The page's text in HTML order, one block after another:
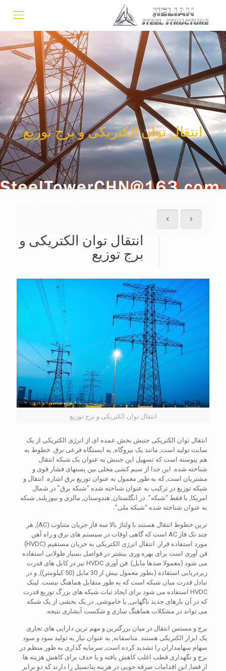
انتقال توان الکتریکی و برج توزیع
انتقال توان الکتریکی و
برج توزیع
انتقال توان الکتریکی و برج توزیع
انتقال توان الکتریکی جنبش بخش عمده ای از انرژی الکتریکی از یک
سایت تولید است, مانند یک نیروگاه, به ایستگاه فرعی برق. خطوط به
هم پیوسته است که تسهیل این جنبش به عنوان یک شبکه انتقال
شناخته شده. این جدا از سیم کشی محلی بین پستهای فشار قوی و
مشتریان است, که به طور معمول به عنوان توزیع برق اشاره. انتقال و
شبکه توزیع در ترکیب به عنوان شناخته شده “شبکه برق” در شمال
امریکا, یا فقط “شبکه”. در انگلستان, هندوستان, مالزی و نیوزیلند, شبکه
به عنوان شناخته شده “شبکه ملی”.
ترین خطوط انتقال هستند با ولتاژ بالا سه فاز جریان متناوب (AC), هر
چند تک فاز AC است که گاهی اوقات در سیستم های برق و راه آهن
مورد استفاده قرار. انتقال انرژی الکتریکی به جریان مستقیم (HVDC)
فن آوری است برای بهره وری بیشتر در فواصل بسیار طولانی استفاده
می شود (معمولا صدها مایل). فن آوری HVDC نیز در کابل های قدرت
زیردریایی استفاده (بطور معمول بیش از 30 مایل (50 کیلومتر)), و در
تبادل قدرت میان شبکه است که به طور متقابل هماهنگ نیست. لینک
HVDC استفاده می شود برای ایجاد ثبات شبکه های بزرگ توزیع قدرت
که در آن بارهای جدید ناگهانی, یا خاموشی, در یک بخشی از یک شبکه
می تواند در مشکلات هماهنگ سازی و شکست آبشاری نتیجه.
برج و مستس انتقال در میان بزرگترین و مهم ترین دارایی های تجاری
یک ابزار الکتریکی هستند. متاسفانه, به عنوان نیاز به تولید سود و سود
سهام سهامداران را تشدید کرده است, سرمایه گذاری به طور منظم در
برج و نگهداری قطب اغلب کاهش یافته و یا حذف برای کاهش هزینه ها.
از قضا, این اقدامات صرفه جویی در هزینه پتانسیل را دارند که دو برابر